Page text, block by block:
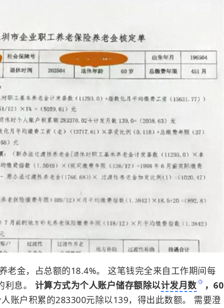
老金，占总额的18.4%。 这笔钱完全来自工作期间每
利息。 计算方式为个人账户储存额除以计发月数
，60
账户积累的283300元除以139，得出此数额。 需要澄